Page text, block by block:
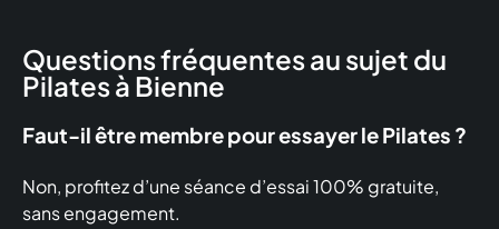
Questions fréquentes au sujet du
Pilates à Bienne
Faut-il être membre pour essayer le Pilates ?
Non, profitez d’une séance d’essai 100% gratuite,
sans engagement.